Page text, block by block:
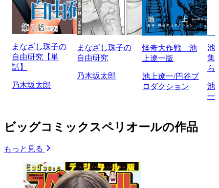
まなざし珠子の
自由研究【単
話】
乃木坂太郎
まなざし珠子の
自由研究
乃木坂太郎
怪奇大作戦 池
上遼一版
池上遼一/円谷プ
ロダクション
池
集
ら
池
一
ビッグコミックスペリオールの作品
もっと見る